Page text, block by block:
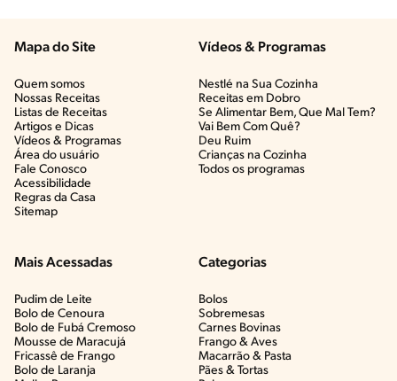
Mapa do Site
Quem somos
Nossas Receitas
Listas de Receitas​
Artigos e Dicas​
Vídeos & Programas​
Área do usuário
Fale Conosco
Acessibilidade
Regras da Casa
Sitemap
Vídeos & Programas​
Nestlé na Sua Cozinha
Receitas em Dobro
Se Alimentar Bem, Que Mal Tem?​
Vai Bem Com Quê?​
Deu Ruim​
Crianças na Cozinha​
Todos os programas
Mais Acessadas
Pudim de Leite
Bolo de Cenoura
Bolo de Fubá Cremoso
Mousse de Maracujá
Fricassê de Frango
Bolo de Laranja
Categorias
Bolos
Sobremesas
Carnes Bovinas​
Frango & Aves​
Macarrão & Pasta​
Pães & Tortas​